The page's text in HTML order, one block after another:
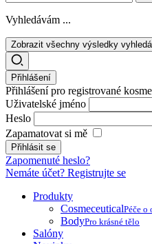
Vyhledávám ...
Zobrazit všechny výsledky
Přihlášení
Přihlášení pro registrované
Uživatelské jméno
Heslo
Zapamatovat si mě
Zapomenuté heslo?
Nemáte účet? Registrujte se
Produkty
CosmeceuticalPéče o
BodyPro krásné tělo
Salóny